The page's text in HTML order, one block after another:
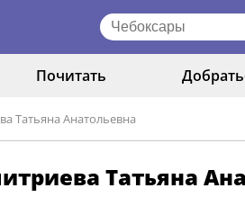
Почитать
Татьяна Анатольевна
Татьяна